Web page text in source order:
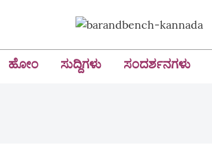
ಹೋಂ ಸುದ್ದಿಗಳು ಸಂದರ್ಶನಗಳು